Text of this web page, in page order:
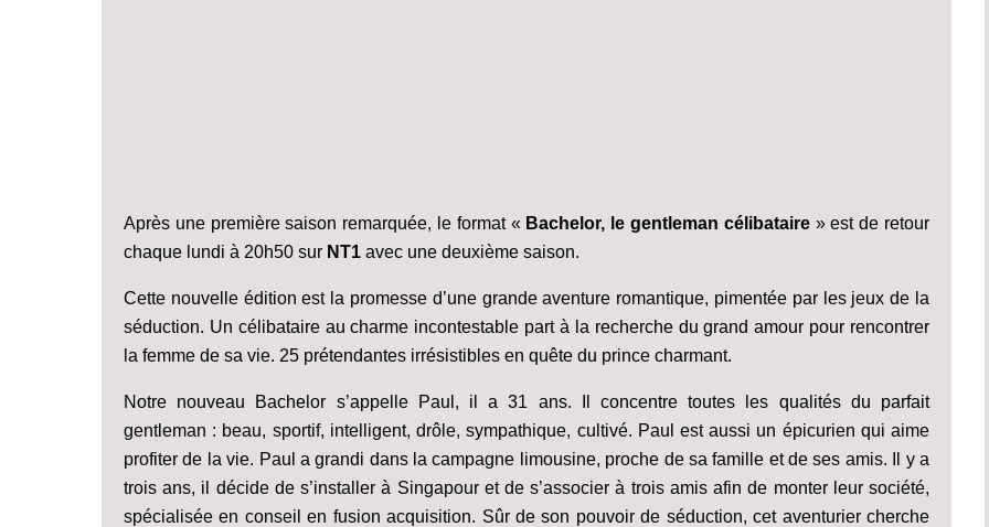
Après une première saison remarquée, le format « Bachelor, le gentleman célibataire » est de retour
chaque lundi à 20h50 sur NT1 avec une deuxième saison.
Cette nouvelle édition est la promesse d’une grande aventure romantique, pimentée par les jeux de la
séduction. Un célibataire au charme incontestable part à la recherche du grand amour pour rencontrer
la femme de sa vie. 25 prétendantes irrésistibles en quête du prince charmant.
Notre nouveau Bachelor s’appelle Paul, il a 31 ans. Il concentre toutes les qualités du parfait
gentleman : beau, sportif, intelligent, drôle, sympathique, cultivé. Paul est aussi un épicurien qui aime
profiter de la vie. Paul a grandi dans la campagne limousine, proche de sa famille et de ses amis. Il y a
trois ans, il décide de s’installer à Singapour et de s’associer à trois amis afin de monter leur société,
spécialisée en conseil en fusion acquisition. Sûr de son pouvoir de séduction, cet aventurier cherche